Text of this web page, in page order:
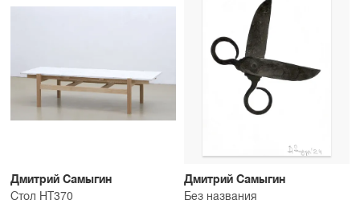
Дмитрий Самыгин
Стол НТ370
Дмитрий Самыгин
Без названия